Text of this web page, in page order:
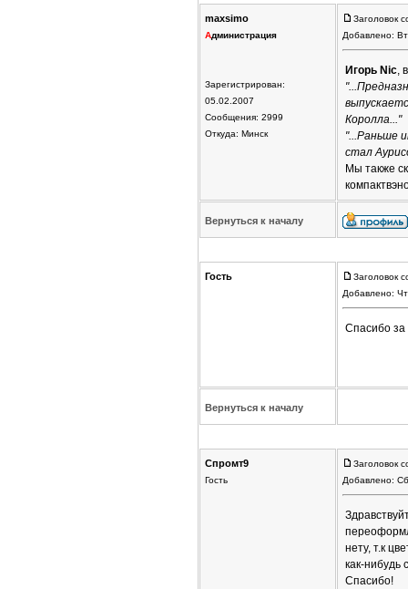
maxsimo
Администрация
Зарегистрирован:
05.02.2007
Сообщения: 2999
Откуда: Минск
Заголовок
Добавлено:
Игорь Nic,
Королла..."
"...Раньше
стал
Мы также
Вернуться к началу
Гость
Заголовок
Добавлено:
Спасибо за
Вернуться к началу
Спромт9
Гость
Заголовок
Добавлено:
нету, т.к
как-нибудь
Спасибо!